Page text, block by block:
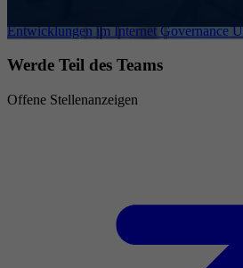
Entwicklungen im Internet Governance
Werde Teil des Teams
Offene Stellenanzeigen